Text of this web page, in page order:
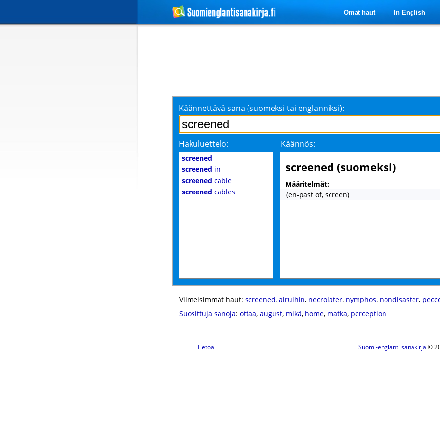
Omat haut In English
Käännettävä sana (suomeksi tai englanniksi):
Hakuluettelo: Käännös:
screened
screened in
screened cable
screened cables
screened (suomeksi)
Määritelmät:
(en-past of, screen)
Viimeisimmät haut: screened, airuihin, necrolater, nymphos, nondisaster,
Suosittuja sanoja: ottaa, august, mikä, home, matka, perception
Tietoa Suomi-englanti sanakirja ©